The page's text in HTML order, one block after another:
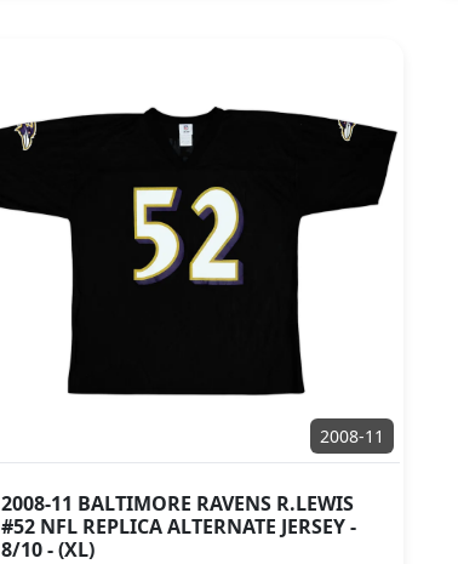
2008-11
2008-11 BALTIMORE RAVENS R.LEWIS
#52 NFL REPLICA ALTERNATE JERSEY -
8/10 - (XL)